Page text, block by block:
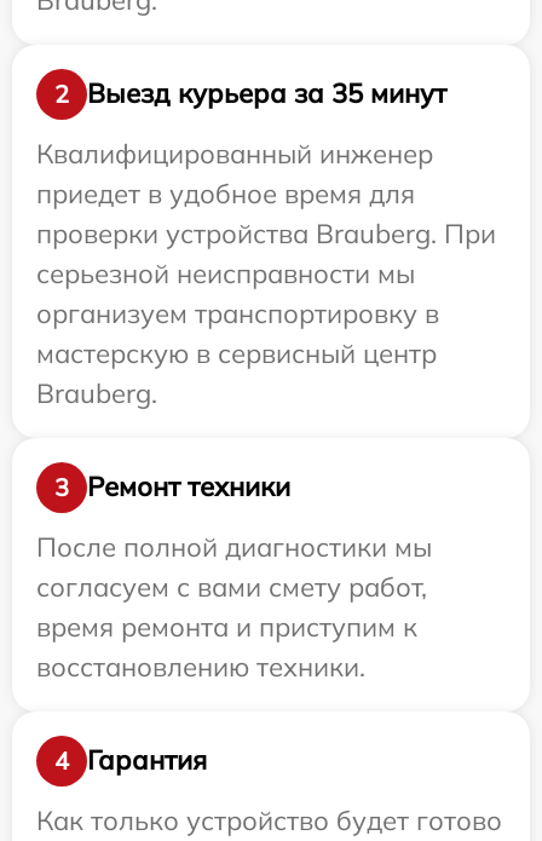
2
Выезд курьера за 35 минут
Квалифицированный инженер
приедет в удобное время для
проверки устройства Brauberg. При
серьезной неисправности мы
организуем транспортировку в
мастерскую в сервисный центр
Brauberg.
3
Ремонт техники
После полной диагностики мы
согласуем с вами смету работ,
время ремонта и приступим к
восстановлению техники.
4
Гарантия
Как только устройство будет готово